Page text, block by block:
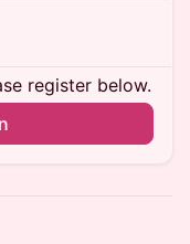
register below.